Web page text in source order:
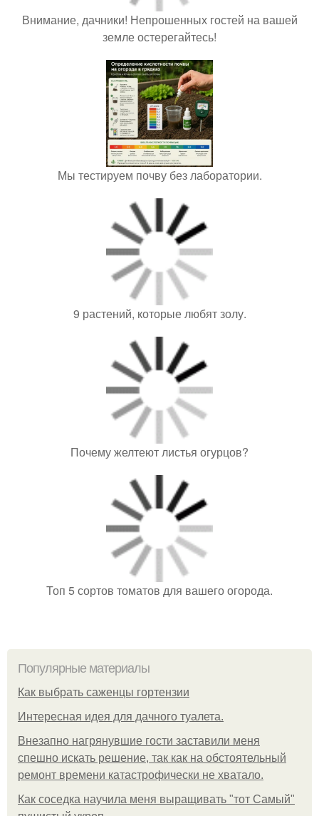
Внимание, дачники! Непрошенных гостей на вашей
земле остерегайтесь!
Мы тестируем почву без лаборатории.
9 растений, которые любят золу.
Почему желтеют листья огурцов?
Топ 5 сортов томатов для вашего огорода.
Популярные материалы
Как выбрать саженцы гортензии
Интересная идея для дачного туалета.
Внезапно нагрянувшие гости заставили меня
спешно искать решение, так как на обстоятельный
ремонт времени катастрофически не хватало.
Как соседка научила меня выращивать "тот Самый"